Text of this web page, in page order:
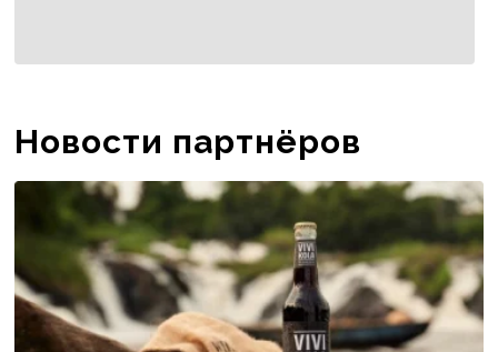
Новости партнёров